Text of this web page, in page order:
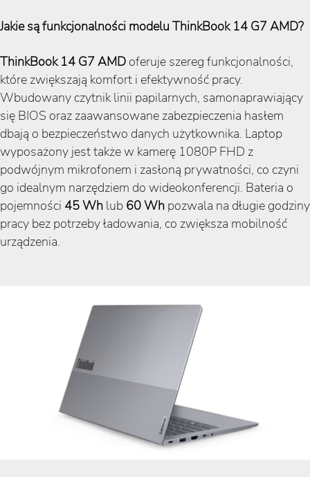
Jakie są funkcjonalności modelu ThinkBook 14 G7 AMD?
ThinkBook 14 G7 AMD oferuje szereg funkcjonalności,
które zwiększają komfort i efektywność pracy.
Wbudowany czytnik linii papilarnych, samonaprawiający
się BIOS oraz zaawansowane zabezpieczenia hasłem
dbają o bezpieczeństwo danych użytkownika. Laptop
wyposażony jest także w kamerę 1080P FHD z
podwójnym mikrofonem i zasłoną prywatności, co czyni
go idealnym narzędziem do wideokonferencji. Bateria o
pojemności 45 Wh lub 60 Wh pozwala na długie godziny
pracy bez potrzeby ładowania, co zwiększa mobilność
urządzenia.